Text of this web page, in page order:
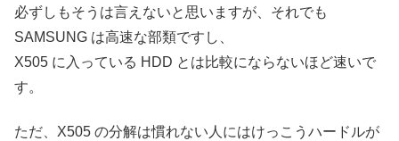
必ずしもそうは言えないと思いますが、それでも
SAMSUNG は高速な部類ですし、
X505 に入っている HDD とは比較にならないほど速いで
す。
ただ、X505 の分解は慣れない人にはけっこうハードルが